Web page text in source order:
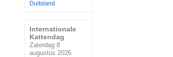
Duitsland
Internationale
Kattendag
Zaterdag 8
augustus 2026